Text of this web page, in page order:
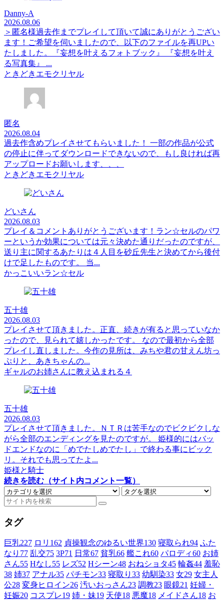
Danny-A
2026.08.06
＞匿名様過去作までプレイして頂いて誠にありがとうござい
ます！ご希望を伺いましたので、以下のファイルを再UPい
たしました。『妄想を叶えるフォトブック』 『妄想を叶え
る写真集』 ...
ときどきエモクリヤル
匿名
2026.08.04
過去作含めプレイさせてもらいました！ 一部の作品が公式
の停止に伴ってダウンロードできないので、もし良ければ再
アップロードお願いします、、、
ときどきエモクリヤル
どいさん
2026.08.03
プレイ＆コメントありがとうございます！ラン☆セルのパワ
ーというか効果については元々決めた通りだったのですが、
送り主に関するあたりは４人目を砂丘先生と決めてから後付
けで足したものです。 当...
かっこいいラン☆セル
五十雄
2026.08.03
プレイさせて頂きました。正直、続きが有ると思っていなか
ったので、見られて嬉しかったです。 なので最初から全部
プレイし直しました。今作の見所は、みちや君の甘えん坊っ
ぷりと、あきちゃんの...
ギャルのお姉さんに教え込まれる４
五十雄
2026.08.03
プレイさせて頂きました。ＮＴＲは苦手なのでビクビクしな
がら全部のエンディングを見たのですが。 姫様的にはバッ
ドエンドなのに「めでたしめでたし」で終わる事にビック
リ。それでも思ってたよ...
姫様と騎士
続きを読む（サイト内コメント一覧）
タグ
巨乳227 ロリ 162 貞操観念のゆるい世界130 寝取られ94 ふた
なり 77 乱交75 3P71 日常67 貧乳66 艦これ60 パロディ60 お姉
さん55 Hなし55 レズ52 Hシーン48 おねショタ45 輪姦44 羞恥
38 姉37 アナル35 パチモン33 寝取り 33 幼馴染33 女29 女主人
公28 変身ヒロイン26 汚いおっさん23 調教23 眼鏡21 妊婦・
妊娠20 コスプレ19 姉・妹19 天使18 悪魔18 メイドさん18 お